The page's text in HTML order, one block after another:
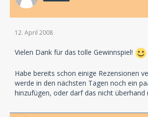
12. April 2008
Vielen Dank für das tolle Gewinnspiel!
Habe bereits schon einige Rezensionen
werde in den nächsten Tagen noch ein
hinzufügen, oder darf das nicht überhand